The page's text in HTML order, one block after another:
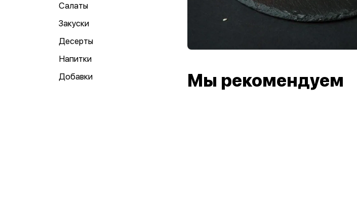
Салаты
Закуски
Десерты
Напитки
Добавки
Мы рекомендуем